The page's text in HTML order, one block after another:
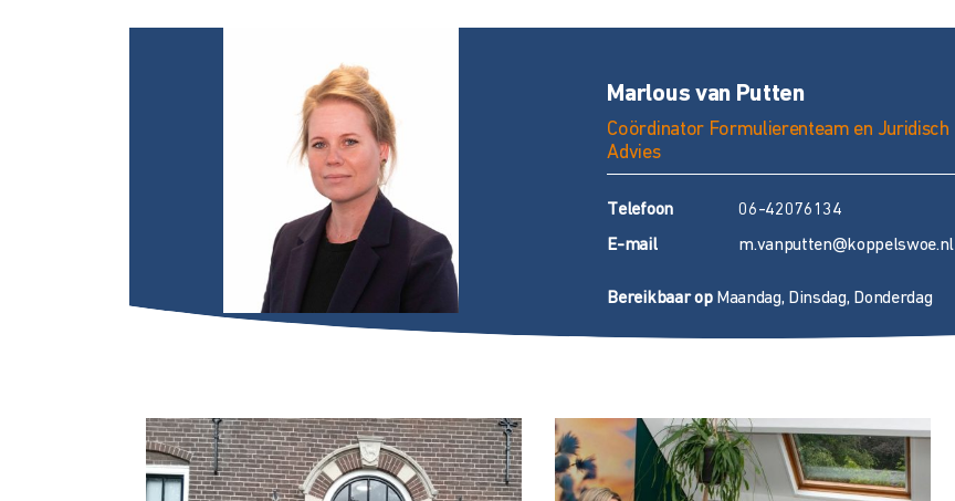
Marlous van Putten
Coördinator Formulierenteam en Juridisch
Advies
Telefoon
06-42076134
E-mail m.vanputten@koppelswoe.nl
Bereikbaar opMaandag, Dinsdag, Donderdag